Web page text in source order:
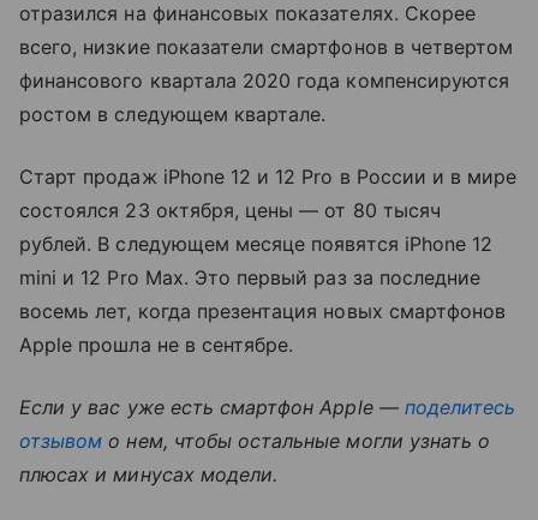
отразился на финансовых показателях. Скорее
всего, низкие показатели смартфонов в четвертом
финансового квартала 2020 года компенсируются
ростом в следующем квартале.
Старт продаж iPhone 12 и 12 Pro в России и в мире
состоялся 23 октября, цены — от 80 тысяч
рублей. В следующем месяце появятся iPhone 12
mini и 12 Pro Max. Это первый раз за последние
восемь лет, когда презентация новых смартфонов
Apple прошла не в сентябре.
Если у вас уже есть смартфон Apple — поделитесь
отзывом о нем, чтобы остальные могли узнать о
плюсах и минусах модели.